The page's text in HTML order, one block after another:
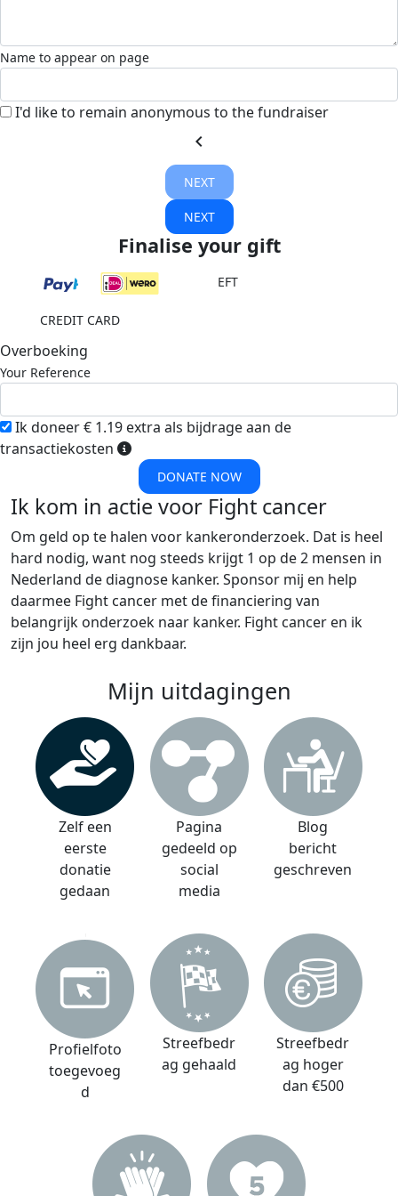
Name to appear on page
I'd like to remain anonymous to the fundraiser
chevron_left
NEXT
NEXT
Finalise your gift
EFT
CREDIT CARD
Overboeking
Your Reference
Ik doneer € 1.19 extra als bijdrage aan de
transactiekosten
DONATE NOW
Ik kom in actie voor Fight cancer
Om geld op te halen voor kankeronderzoek. Dat is heel
hard nodig, want nog steeds krijgt 1 op de 2 mensen in
Nederland de diagnose kanker. Sponsor mij en help
daarmee Fight cancer met de financiering van
belangrijk onderzoek naar kanker. Fight cancer en ik
zijn jou heel erg dankbaar.
Mijn uitdagingen
Zelf een
eerste
donatie
gedaan
Pagina
gedeeld op
social
media
Blog
bericht
geschreven
Profielfoto
toegevoeg
d
Streefbedr
ag gehaald
Streefbedr
ag hoger
dan €500